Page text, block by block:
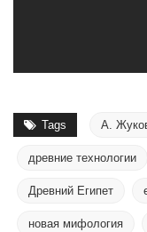
Tags А.
древние технологии
Древний Египет
новая мифология